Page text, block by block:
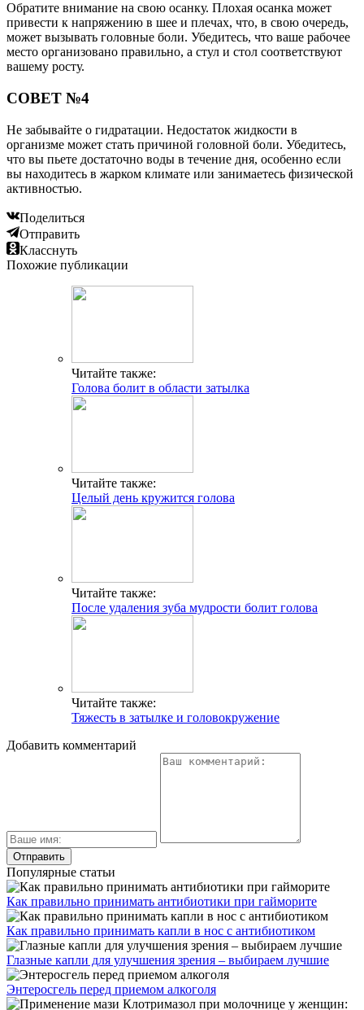
Обратите внимание на свою осанку. Плохая осанка может
привести к напряжению в шее и плечах, что, в свою очередь,
может вызывать головные боли. Убедитесь, что ваше рабочее
место организовано правильно, а стул и стол соответствуют
вашему росту.
СОВЕТ №4
Не забывайте о гидратации. Недостаток жидкости в
организме может стать причиной головной боли. Убедитесь,
что вы пьете достаточно воды в течение дня, особенно если
вы находитесь в жарком климате или занимаетесь физической
активностью.
Поделиться
Отправить
Класснуть
Похожие публикации
Читайте также:
Голова болит в области затылка
Читайте также:
Целый день кружится голова
Читайте также:
После удаления зуба мудрости болит голова
Читайте также:
Тяжесть в затылке и головокружение
Добавить комментарий
Популярные статьи
Как правильно принимать антибиотики при гайморите
Как правильно принимать капли в нос с антибиотиком
Глазные капли для улучшения зрения – выбираем лучшие
Энтеросгель перед приемом алкоголя